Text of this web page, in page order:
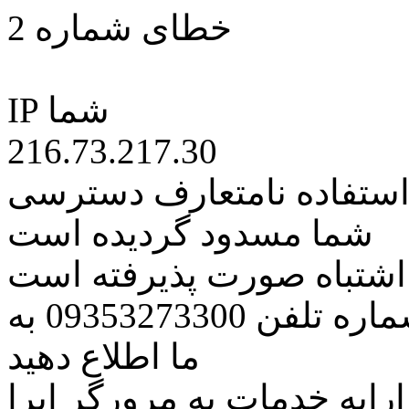
خطای شماره 2
IP شما
216.73.217.30
نامتعارف دسترسی
شما مسدود گردیده است
اشتباه صورت پذیرفته است
مراتب این مسئله را از طریق شماره تلفن 09353273300 به
ما اطلاع دهید
خدمات به مرورگر اپرا